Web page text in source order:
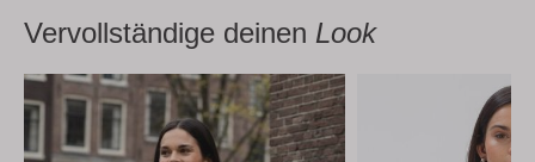
Vervollständige deinen Look